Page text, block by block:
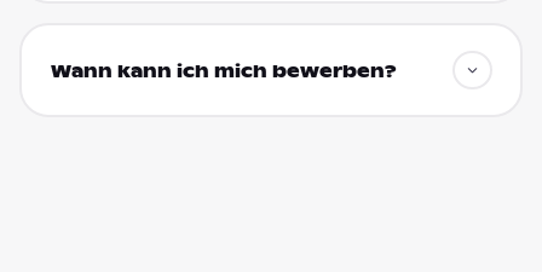
Wann kann ich mich bewerben?